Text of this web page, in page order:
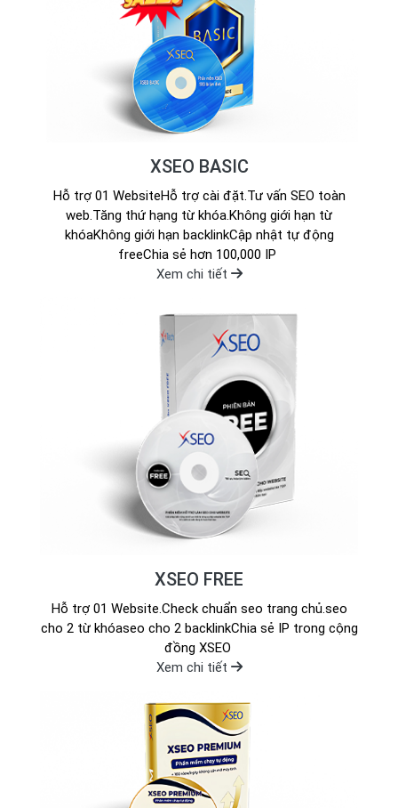
XSEO BASIC
Hỗ trợ 01 WebsiteHỗ trợ cài đặt.Tư vấn SEO toàn
web.Tăng thứ hạng từ khóa.Không giới hạn từ
khóaKhông giới hạn backlinkCập nhật tự động
freeChia sẻ hơn 100,000 IP
Xem chi tiết
XSEO FREE
Hỗ trợ 01 Website.Check chuẩn seo trang chủ.seo
cho 2 từ khóaseo cho 2 backlinkChia sẻ IP trong cộng
đồng XSEO
Xem chi tiết